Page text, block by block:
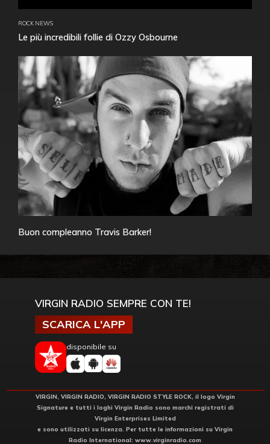
ROCK NEWS
Le più incredibili follie di Ozzy Osbourne
Buon compleanno Travis Barker!
VIRGIN RADIO SEMPRE CON TE!
SCARICA L'APP
disponibile su
VIRGIN, VIRGIN RADIO, VIRGIN RADIO STYLE ROCK, il logo Virgin
Signature e tutti i loghi Virgin Radio sono marchi registrati di
Virgin Enterprises Limited
e sono utilizzati su licenza. Per tutte le informazioni su Virgin
Radio International: www.virginradio.com